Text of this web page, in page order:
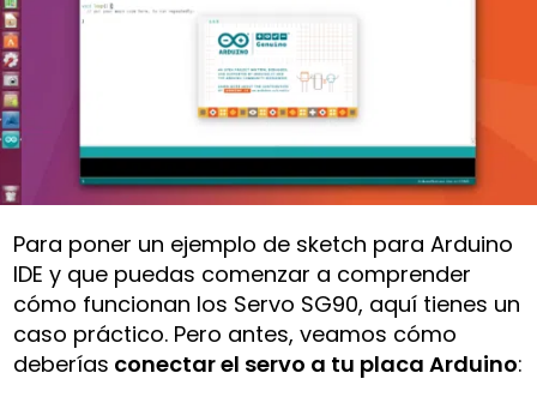
Para poner un ejemplo de sketch para Arduino
IDE y que puedas comenzar a comprender
cómo funcionan los Servo SG90, aquí tienes un
caso práctico. Pero antes, veamos cómo
deberías conectar el servo a tu placa Arduino: